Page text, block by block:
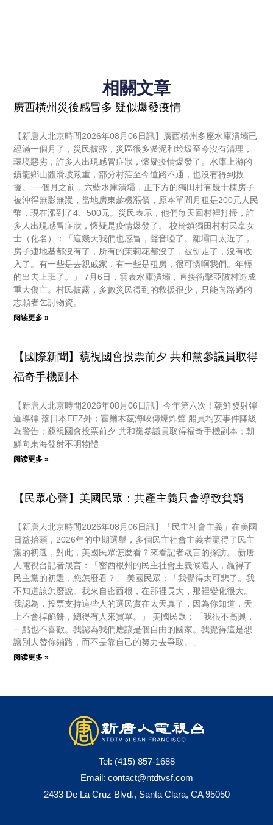
相關文章
廣西橫州災後感冒多 疑似爆發疫情
【新唐人北京時間2026年08月06日訊】廣西橫州多座水庫潰壩已
經滿一個月了，災民披露，災區很多淤泥和垃圾至今沒有清理，
環境惡劣，許多人出現感冒症狀，懷疑疫情爆發了。水庫上游的
鎮龍鄉山體滑坡嚴重，部分村莊至今道路不通，也沒有得到救
援。 一個月之前，六藍水庫潰壩，正下方的獨田村有幾十棟房子
被沖得無影無蹤，當地房東趁機漲價，原本單間月租是200元人民
幣，現在漲到了4、500元。災民表示，他們每天回村裡打掃，許
多人出現感冒症狀，懷疑是疫情爆發了。 校椅鎮獨田村村民韋女
士（化名）：「這幾天我們也感冒，聲音啞了。離壩口太近了，
房子連地基都沒有了，所有的茉莉花都沒了，被刨走了，沒有收
入了。有一些是去親戚家，有一些是租房，很可憐啊我們。年輕
的出去上班了。」 7月6日，雲表水庫潰壩，直接衝擊亞陂村造成
重大傷亡。村民披露，多數災民得到的救援很少，只能向路過的
志願者乞討物資。
阅读更多 »
【國際新聞】藐視國會投票前夕 共和黨參議員取得
福奇手機副本
【新唐人北京時間2026年08月06日訊】今年第六次！朝鮮發射彈
道導彈 落日本EEZ外；霍爾木茲海峽傳爆炸聲 船員均安事件降級
為警告；藐視國會投票前夕 共和黨參議員取得福奇手機副本；朝
鮮向東海發射不明物體
阅读更多 »
【民眾心聲】美國民眾：共產主義只會導致貧窮
【新唐人北京時間2026年08月06日訊】「民主社會主義」在美國
日益抬頭，2026年的中期選舉，多個民主社會主義者贏得了民主
黨的初選，對此，美國民眾怎麼看？來看記者晟言的採訪。 新唐
人電視台記者晟言：「密西根州的民主社會主義候選人，贏得了
民主黨的初選，您怎麼看？」 美國民眾：「我覺得太可悲了。我
不知道該怎麼說。我來自密西根，在那裡長大，那裡變化很大。
我認為，投票支持這些人的選民實在太天真了，因為你知道，天
上不會掉餡餅，總得有人來買單。」 美國民眾：「我很不高興，
一點也不喜歡。我認為我們應該是個自由的國家。我覺得這是想
讓別人替你鋪路，而不是靠自己的努力去爭取。」
阅读更多 »
Tel: (415) 857-1688
Email: contact@ntdtvsf.com
2433 De La Cruz Blvd., Santa Clara, CA 95050